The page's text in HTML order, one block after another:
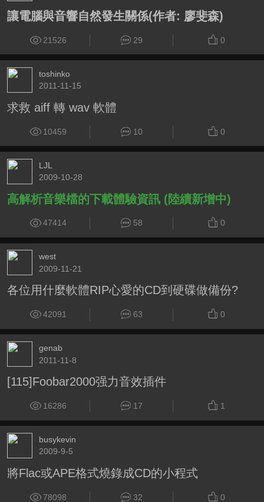
讓電腦與音響自然發生關係(作者: 廖斐森)
21526 29 0
toshinko
2011-11-15
求救 aiff 轉 wav 軟體
10459 10 0
LJL
2009-10-28
高解析音樂檔的下載體驗資訊 (陸續新增中)
47414 58 0
west
2009-11-21
各位用什麼軟體RIP心愛的CD到硬碟做備份?
42091 63 0
genab
2011-11-8
[115]Foobar2000强力音效插件
16286 17 1
busykevin
2009-9-5
將Flac或APE格式燒錄成CD的小程式
78098 32 0